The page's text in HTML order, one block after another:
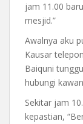
jam 11.00
mesjid.”
Awalnya aku
Kausar
Baiquni
hubungi
Sekitar jam
kepastian,